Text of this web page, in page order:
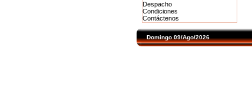
Despacho
Condiciones
Contáctenos
Domingo 09/Ago/2026